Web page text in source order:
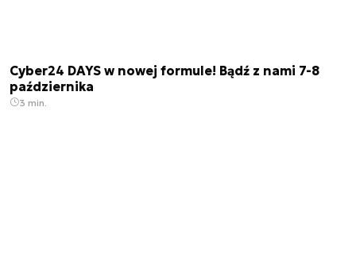
Cyber24 DAYS w nowej formule! Bądź z nami 7-8
października
3 min.